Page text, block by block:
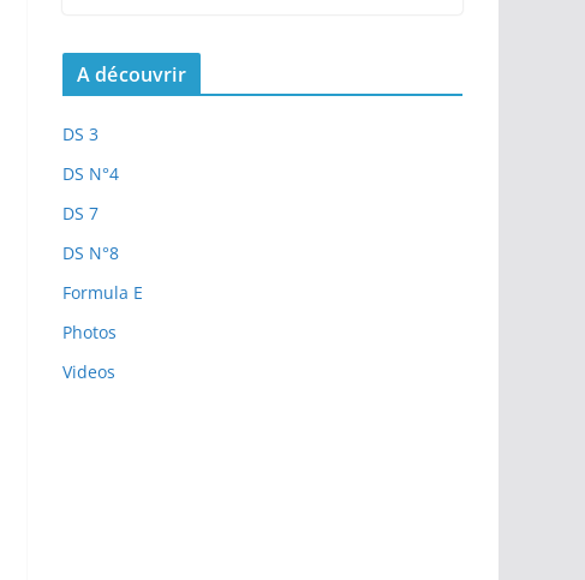
A découvrir
DS 3
DS N°4
DS 7
DS N°8
Formula E
Photos
Videos